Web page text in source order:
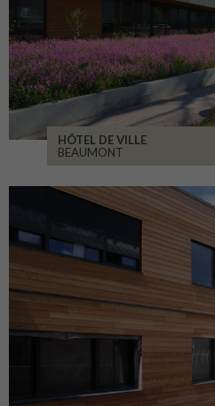
HÔTEL DE VILLE
BEAUMONT